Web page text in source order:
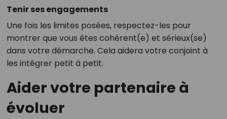
Tenir ses engagements
Une fois les limites posées, respectez-les pour
montrer que vous êtes cohérent(e) et sérieux(se)
dans votre démarche. Cela aidera votre conjoint à
les intégrer petit à petit.
Aider votre partenaire à
évoluer